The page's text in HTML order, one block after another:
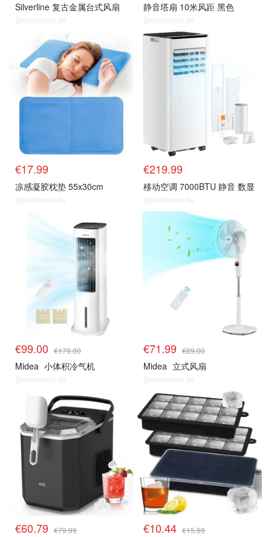
Silverline 复古金属台式风扇
@dealmoon.de
静音塔扇 10米风距 黑色
@dealmoon.de
风扇 & 空调 等降温好物
€17.99
凉感凝胶枕垫 55x30cm
@dealmoon.de
风扇 & 空调 等降温好物
€219.99
移动空调 7000BTU 静音 数显
@dealmoon.de
风扇 & 空调 等降温好物
€99.00 €179.00
Midea 小体积冷气机
@dealmoon.de
风扇 & 空调 等降温好物
€71.99 €89.00
Midea 立式风扇
@dealmoon.de
风扇 & 空调 等降温好物
€60.79 €79.99
风扇 & 空调 等降温好物
€10.44 €15.99